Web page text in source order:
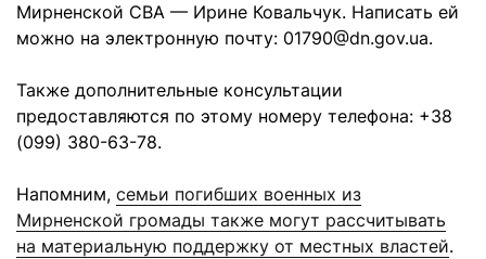
Мирненской СВА — Ирине Ковальчук. Написать ей
можно на электронную почту: 01790@dn.gov.ua.
Также дополнительные консультации
предоставляются по этому номеру телефона: +38
(099) 380-63-78.
Напомним, семьи погибших военных из
Мирненской громады также могут рассчитывать
на материальную поддержку от местных властей.